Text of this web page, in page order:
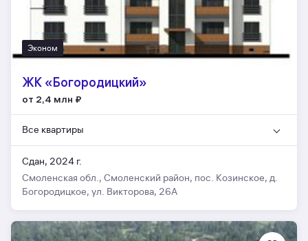
Эконом
ЖК «Богородицкий»
от 2,4 млн ₽
Все квартиры
Сдан, 2024 г.
Смоленская обл., Смоленский район, пос. Козинское, д.
Богородицкое, ул. Викторова, 26А